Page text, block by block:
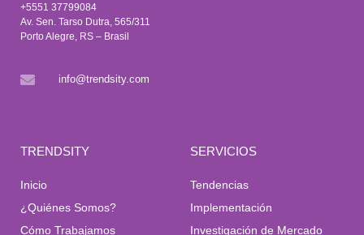
+5551 37799084
Av. Sen. Tarso Dutra, 565/311
Porto Alegre, RS – Brasil
info@trendsity.com
TRENDSITY
Inicio
¿Quiénes Somos?
Cómo Trabajamos
SERVICIOS
Tendencias
Implementación
Investigación de Mercado